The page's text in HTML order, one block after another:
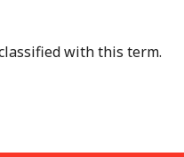
with this term.